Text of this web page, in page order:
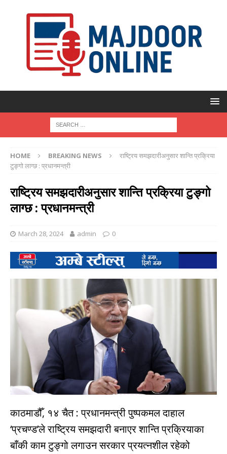
HOME BREAKING NEWS
राष्ट्रिय समझदारीअनुसार शान्ति प्रक्रिया
टुङ्गो लाग्छ : प्रधानमन्त्री
राष्ट्रिय समझदारीअनुसार शान्ति प्रक्रिया टुङ्गो
लाग्छ : प्रधानमन्त्री
March 28, 2024 admin 0
काठमाडौँ, १४ चैत : प्रधानमन्त्री पुष्पकमल दाहाल
‘प्रचण्ड’ले राष्ट्रिय समझदारी बनाएर शान्ति प्रक्रियाका
बाँकी काम टुङ्गो लगाउन सरकार प्रयत्नशील रहेको